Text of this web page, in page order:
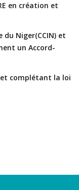
en création et
du Niger(CCIN) et
un Accord-
complétant la loi